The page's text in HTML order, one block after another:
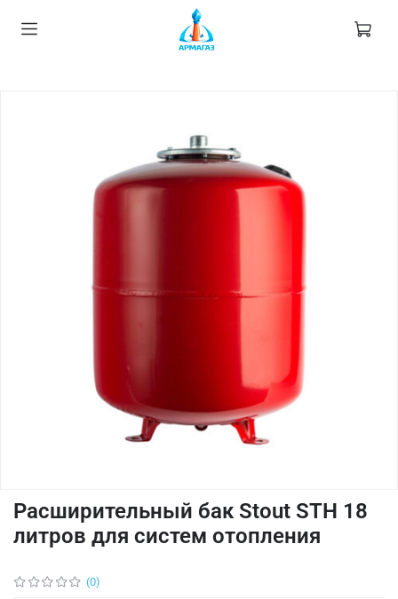
(0)
Расширительный бак Stout STH 18
литров для систем отопления